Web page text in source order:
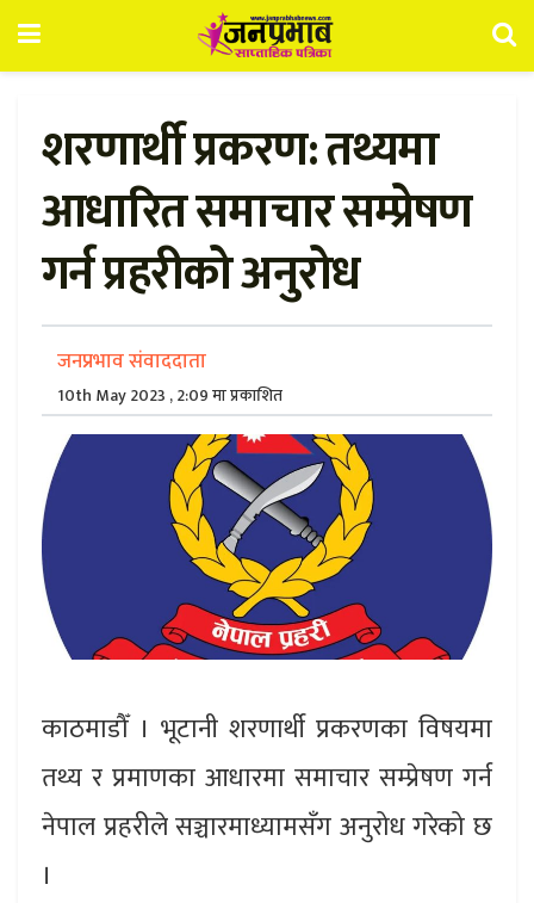
शरणार्थी प्रकरण: तथ्यमा
आधारित समाचार सम्प्रेषण
गर्न प्रहरीको अनुरोध
जनप्रभाव संवाददाता
10th May 2023 , 2:09 मा प्रकाशित
काठमाडौँ । भूटानी शरणार्थी प्रकरणका विषयमा
तथ्य र प्रमाणका आधारमा समाचार सम्प्रेषण गर्न
नेपाल प्रहरीले सञ्चारमाध्यामसँग अनुरोध गरेको छ
।